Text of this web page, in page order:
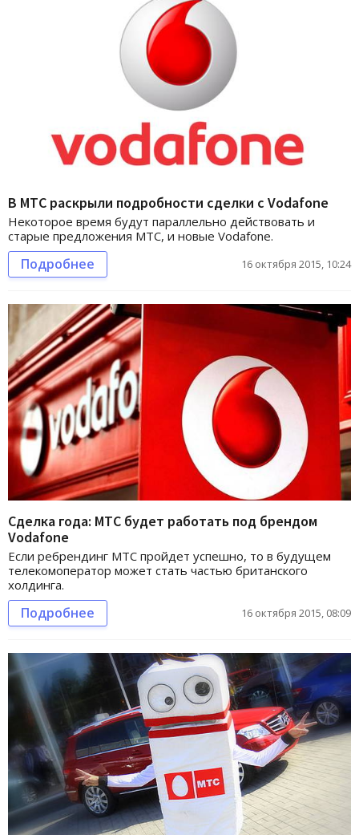
В МТС раскрыли подробности сделки с Vodafone
Некоторое время будут параллельно действовать и
старые предложения МТС, и новые Vodafone.
Подробнее 16 октября 2015, 10:24
Сделка года: МТС будет работать под брендом
Vodafone
Если ребрендинг МТС пройдет успешно, то в будущем
телекомоператор может стать частью британского
холдинга.
Подробнее 16 октября 2015, 08:09